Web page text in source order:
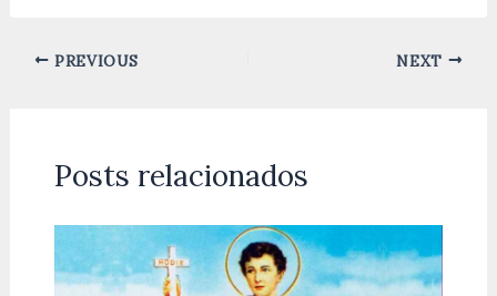
PREVIOUS NEXT
Posts relacionados